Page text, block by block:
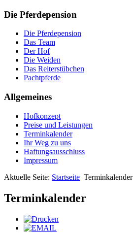
Die Pferdepension
Die Pferdepension
Das Team
Der Hof
Die Weiden
Das Reiterstübchen
Pachtpferde
Allgemeines
Hofkonzept
Preise und Leistungen
Terminkalender
Ihr Weg zu uns
Haftungsausschluss
Impressum
Aktuelle Seite: Startseite Terminkalender
Terminkalender